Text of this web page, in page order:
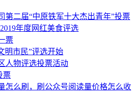
第二届“中原铁军十大杰出青年”投票
年度网红美食评选
票
明市民”评选开始
人物评选投票活动
票
怎么刷，刷公众号阅读量价格怎么收